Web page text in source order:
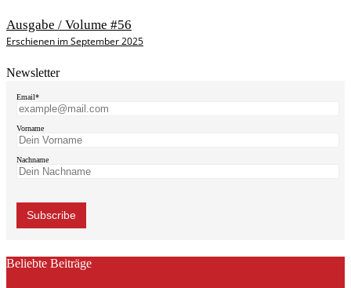
Ausgabe / Volume #56
Erschienen im September 2025
Newsletter
Email*
Vorname
Nachname
Beliebte Beiträge